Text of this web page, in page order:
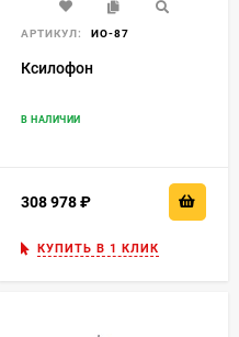
АРТИКУЛ: ИО-87
Ксилофон
В НАЛИЧИИ
308 978
КУПИТЬ В 1 КЛИК